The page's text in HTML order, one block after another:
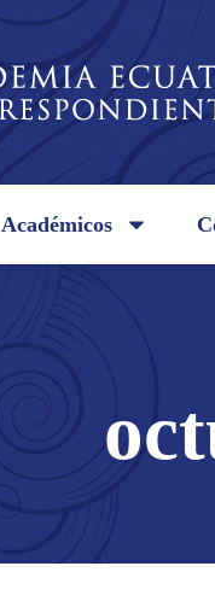
Académicos